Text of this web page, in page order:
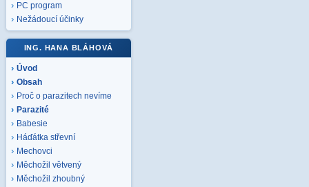
PC program
Nežádoucí účinky
ING. HANA BLÁHOVÁ
Úvod
Obsah
Proč o parazitech nevíme
Parazité
Babesie
Háďátka střevní
Mechovci
Měchožil větvený
Měchožil zhoubný